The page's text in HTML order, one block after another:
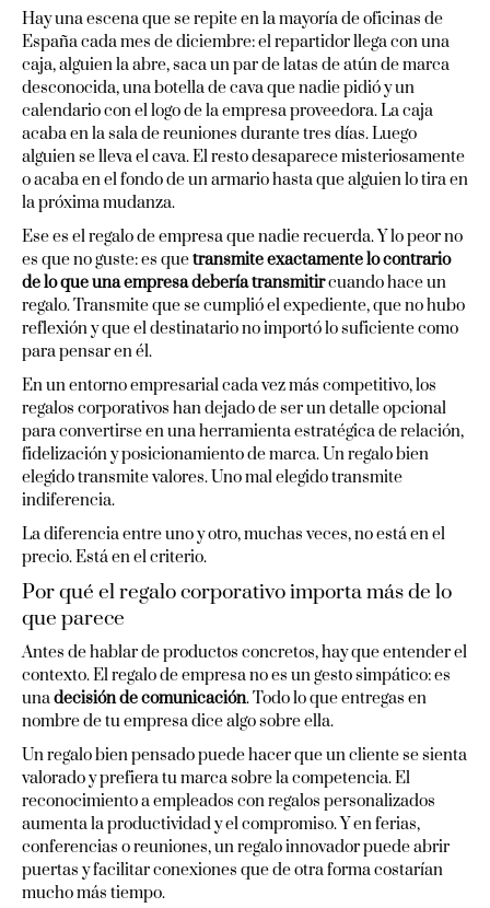
Hay una escena que se repite en la mayoría de oficinas de
España cada mes de diciembre: el repartidor llega con una
caja, alguien la abre, saca un par de latas de atún de marca
desconocida, una botella de cava que nadie pidió y un
calendario con el logo de la empresa proveedora. La caja
acaba en la sala de reuniones durante tres días. Luego
alguien se lleva el cava. El resto desaparece misteriosamente
o acaba en el fondo de un armario hasta que alguien lo tira en
la próxima mudanza.
Ese es el regalo de empresa que nadie recuerda. Y lo peor no
es que no guste: es quetransmite exactamente lo contrario
de lo que una empresa debería transmitircuando hace un
regalo. Transmite que se cumplió el expediente, que no hubo
reflexión y que el destinatario no importó lo suficiente como
para pensar en él.
En un entorno empresarial cada vez más competitivo, los
regalos corporativos han dejado de ser un detalle opcional
para convertirse en una herramienta estratégica de relación,
fidelización y posicionamiento de marca. Un regalo bien
elegido transmite valores. Uno mal elegido transmite
indiferencia.
La diferencia entre uno y otro, muchas veces, no está en el
precio. Está en el criterio.
Por qué el regalo corporativo importa más de lo
que parece
Antes de hablar de productos concretos, hay que entender el
contexto. El regalo de empresa no es un gesto simpático: es
unadecisión de comunicación. Todo lo que entregas en
nombre de tu empresa dice algo sobre ella.
Un regalo bien pensado puede hacer que un cliente se sienta
valorado y prefiera tu marca sobre la competencia. El
reconocimiento a empleados con regalos personalizados
aumenta la productividad y el compromiso. Y en ferias,
conferencias o reuniones, un regalo innovador puede abrir
puertas y facilitar conexiones que de otra forma costarían
mucho más tiempo.